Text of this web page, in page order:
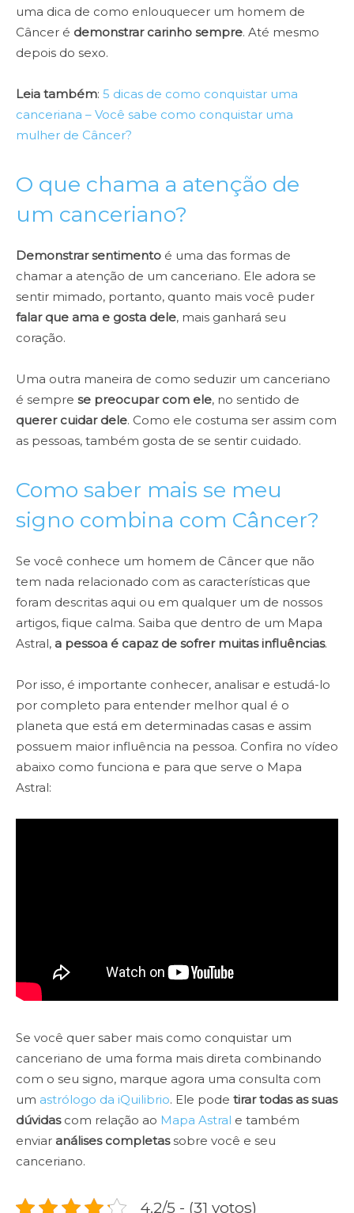
uma dica de como enlouquecer um homem de
Câncer é demonstrar carinho sempre. Até mesmo
depois do sexo.
Leia também: 5 dicas de como conquistar uma
canceriana – Você sabe como conquistar uma
mulher de Câncer?
O que chama a atenção de
um canceriano?
Demonstrar sentimento é uma das formas de
chamar a atenção de um canceriano. Ele adora se
sentir mimado, portanto, quanto mais você puder
falar que ama e gosta dele, mais ganhará seu
coração.
Uma outra maneira de como seduzir um canceriano
é sempre se preocupar com ele, no sentido de
querer cuidar dele. Como ele costuma ser assim com
as pessoas, também gosta de se sentir cuidado.
Como saber mais se meu
signo combina com Câncer?
Se você conhece um homem de Câncer que não
tem nada relacionado com as características que
foram descritas aqui ou em qualquer um de nossos
artigos, fique calma. Saiba que dentro de um Mapa
Astral, a pessoa é capaz de sofrer muitas influências.
Por isso, é importante conhecer, analisar e estudá-lo
por completo para entender melhor qual é o
planeta que está em determinadas casas e assim
possuem maior influência na pessoa. Confira no vídeo
abaixo como funciona e para que serve o Mapa
Astral:
Se você quer saber mais como conquistar um
canceriano de uma forma mais direta combinando
com o seu signo, marque agora uma consulta com
um astrólogo da iQuilibrio. Ele pode tirar todas as suas
dúvidascom relação ao Mapa Astral e também
enviar análises completassobre você e seu
canceriano.
4.2/5 - (31 votos)